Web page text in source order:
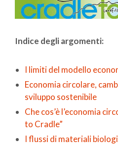
Indice degli argomenti:
I limiti del modello
Economia circolare,
sviluppo sostenibile
Che cos’è l’economia
to Cradle”
I flussi di materiali